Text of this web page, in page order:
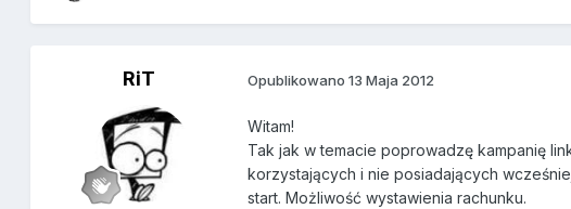
RiT Opublikowano13 Maja 2012
Witam!
Tak jak w temacie poprowadzę kampanię
korzystających i nie posiadających
start. Możliwość wystawienia rachunku.